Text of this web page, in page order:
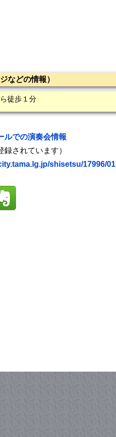
などの情報）
徒歩１分
ルでの演奏会情報
されています）
shisetsu/17996/